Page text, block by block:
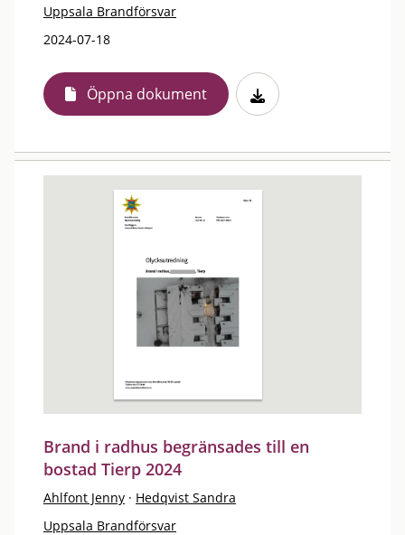
Uppsala Brandförsvar
2024-07-18
Öppna dokument
Brand i radhus begränsades till en
bostad Tierp 2024
Ahlfont Jenny · Hedqvist Sandra
Uppsala Brandförsvar